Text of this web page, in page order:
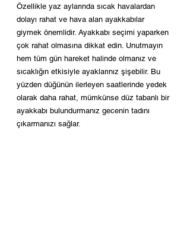
Özellikle yaz aylarında sıcak havalardan
dolayı rahat ve hava alan ayakkabılar
giymek önemlidir. Ayakkabı seçimi yaparken
çok rahat olmasına dikkat edin. Unutmayın
hem tüm gün hareket halinde olmanız ve
sıcaklığın etkisiyle ayaklarınız şişebilir. Bu
yüzden düğünün ilerleyen saatlerinde yedek
olarak daha rahat, mümkünse düz tabanlı bir
ayakkabı bulundurmanız gecenin tadını
çıkarmanızı sağlar.